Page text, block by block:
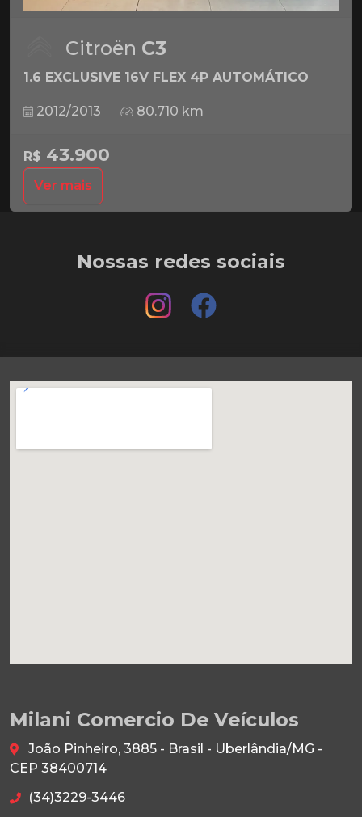
Citroën C3
1.6 EXCLUSIVE 16V FLEX 4P AUTOMÁTICO
2012/2013 80.710 km
R$ 43.900
Ver mais
Nossas redes sociais
Milani Comercio De Veículos
João Pinheiro, 3885 - Brasil - Uberlândia/MG -
CEP 38400714
(34)3229-3446